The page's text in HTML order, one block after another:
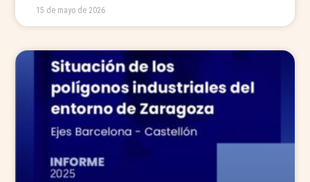
15 de mayo de 2026